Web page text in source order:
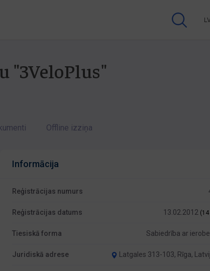
"3VeloPlus"
Offline izziņa
Informācija
Reģistrācijas numurs
Reģistrācijas datums 13.02.2012
Tiesiskā forma Sabiedrība ar
Juridiskā adrese Latgales 313-103, Rīga,